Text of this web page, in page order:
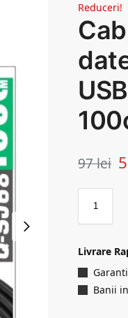
Reduceri!
97lei
Livrare
Banii